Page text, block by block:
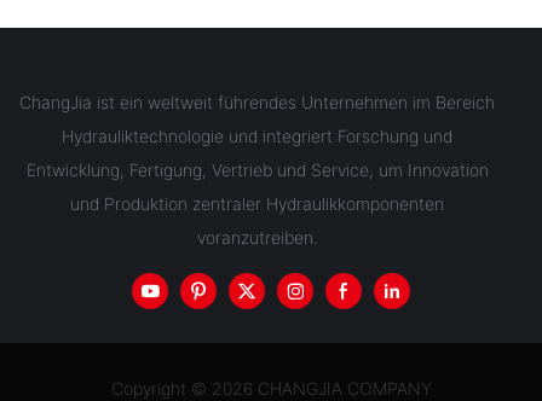
ChangJia ist ein weltweit führendes Unternehmen im Bereich
Hydrauliktechnologie und integriert Forschung und
Entwicklung, Fertigung, Vertrieb und Service, um Innovation
und Produktion zentraler Hydraulikkomponenten
voranzutreiben.
Copyright © 2026 CHANGJIA COMPANY